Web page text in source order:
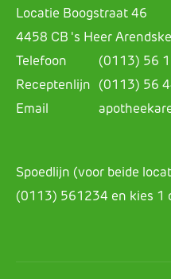
Locatie Boogstraat 46
4458 CB 's Heer
Telefoon
(0113) 56
Receptenlijn
(0113) 56
Email
Spoedlijn (voor beide
(0113) 561234 en kies 1